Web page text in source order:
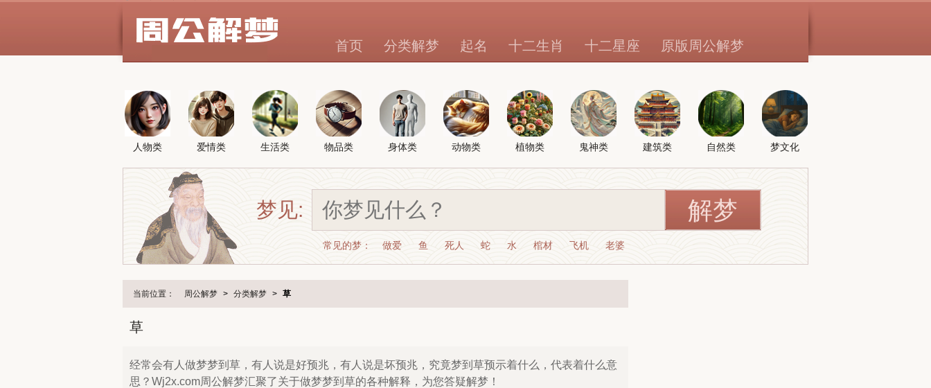
首页 分类解梦 起名 十二生肖 十二星座 原版周公解梦
人物类 爱情类 生活类 物品类 身体类 动物类 植物类 鬼神类 建筑类 自然类 梦文化
梦见:
常见的梦： 做爱 鱼 死人 蛇 水 棺材 飞机 老婆
当前位置： 周公解梦 > 分类解梦 > 草
草
经常会有人做梦梦到草，有人说是好预兆，有人说是坏预兆，究竟梦到草预示着什么，代表着什么意
思？Wj2x.com周公解梦汇聚了关于做梦梦到草的各种解释，为您答疑解梦！